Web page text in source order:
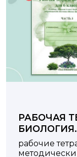
РАБОЧАЯ
рабочие